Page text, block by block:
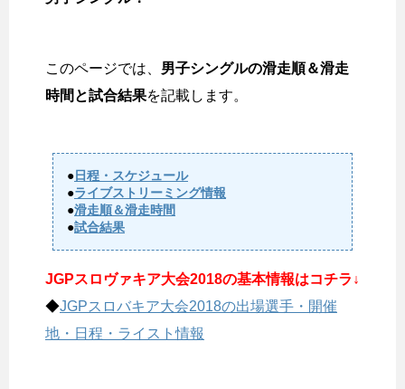
このページでは、 男子シングルの滑走順＆滑走
時間と試合結果を記載します。
●日程・スケジュール
●ライブストリーミング情報
●滑走順＆滑走時間
●試合結果
JGPスロヴァキア大会2018の基本情報はコチラ↓
◆JGPスロバキア大会2018の出場選手・開催
地・日程・ライスト情報